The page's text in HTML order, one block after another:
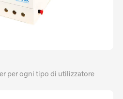
per ogni tipo di utilizzatore